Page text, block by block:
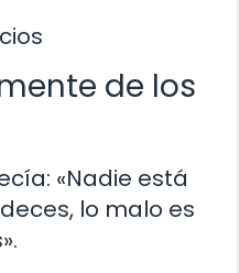
de los
«Nadie está
lo malo es